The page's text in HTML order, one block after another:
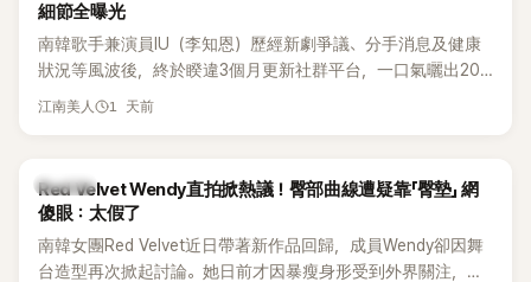
細節全曝光
南韓歌手兼演員IU（李知恩）歷經新劇爭議、分手消息及健康
狀況等風波後，終於睽違3個月更新社群平台，一口氣曬出20
張近況照，讓大批粉絲又驚又喜。其中，一張生日蛋糕照意外
江南美人 1 天前
K-POP
Red Velvet Wendy直拍掀熱議！臀部曲線遭疑靠「臀墊」 網
傻眼：太假了
南韓女團Red Velvet近日帶著新作品回歸，成員Wendy卻因舞
台造型再次掀起討論。她日前才因暴瘦身形受到外界關注，又